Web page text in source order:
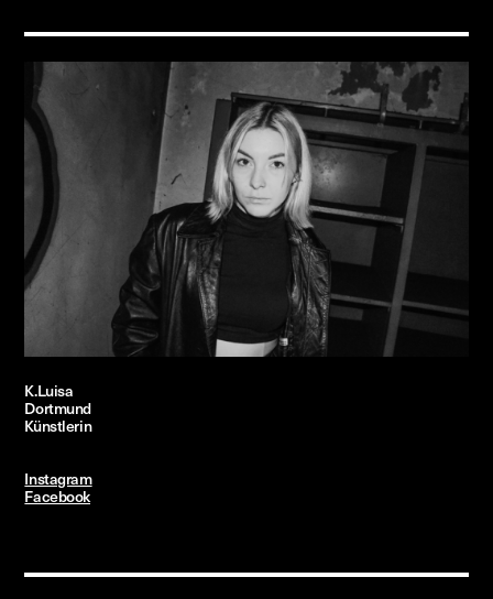
K.Luisa
Dortmund
Künstlerin
Instagram
Facebook